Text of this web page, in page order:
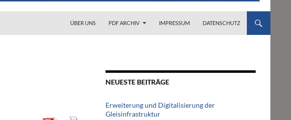
ÜBER UNS
PDF ARCHIV IMPRESSUM DATENSCHUTZ
NEUESTE BEITRÄGE
Erweiterung und Digitalisierung der
Gleisinfrastruktur